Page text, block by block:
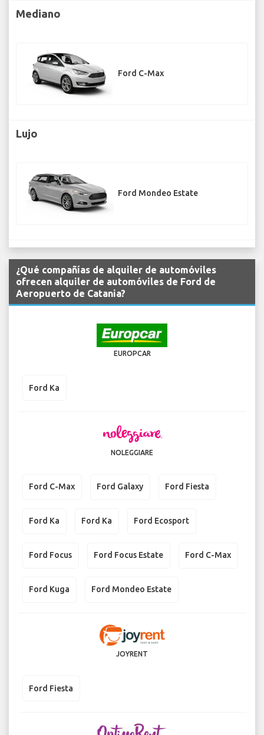
Mediano
Ford C-Max
Lujo
Ford Mondeo Estate
¿Qué compañías de alquiler de automóviles
ofrecen alquiler de automóviles de Ford de
Aeropuerto de Catania?
EUROPCAR
Ford Ka
NOLEGGIARE
Ford C-Max Ford Galaxy Ford Fiesta
Ford Ka Ford Ka Ford Ecosport
Ford Focus Ford Focus Estate Ford C-Max
Ford Kuga Ford Mondeo Estate
JOYRENT
Ford Fiesta